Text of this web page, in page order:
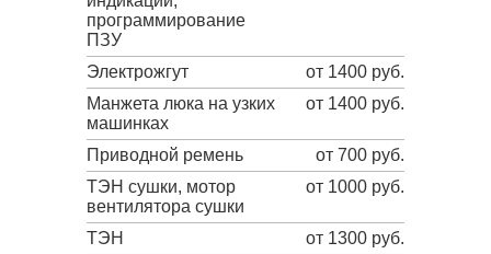
программирование
ПЗУ
Электрожгут
от 1400 руб.
Манжета люка на узких
машинках
от 1400 руб.
Приводной ремень
от 700 руб.
ТЭН сушки, мотор
вентилятора сушки
от 1000 руб.
ТЭН
от 1300 руб.